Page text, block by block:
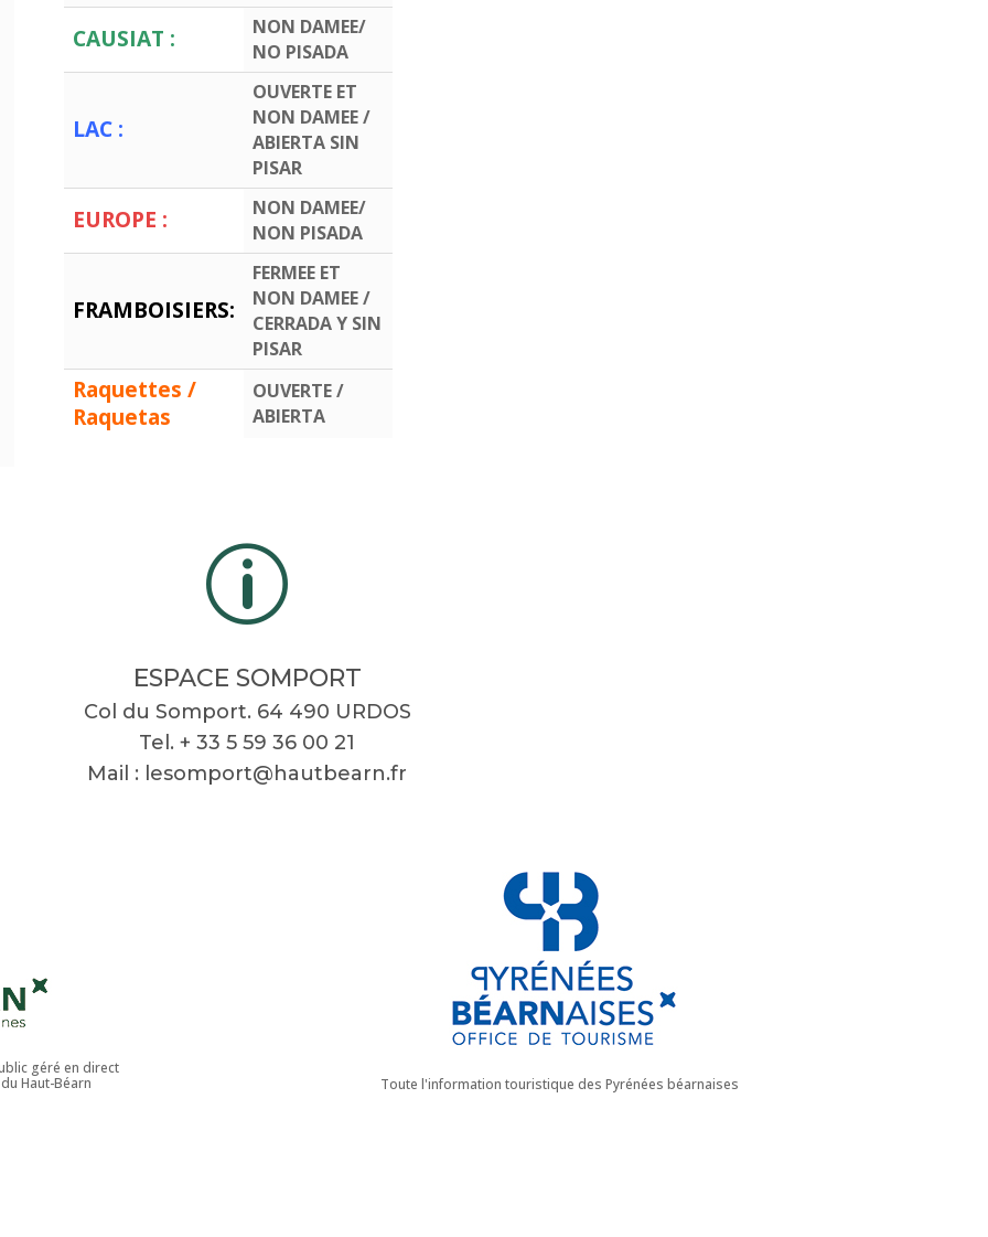
CAUSIAT :
NON DAMEE/
NO PISADA
LAC :
OUVERTE ET
NON DAMEE /
ABIERTA SIN
PISAR
EUROPE :
NON DAMEE/
NON PISADA
FRAMBOISIERS:
FERMEE ET
NON DAMEE /
CERRADA Y SIN
PISAR
Raquettes /
Raquetas
OUVERTE /
ABIERTA
p
ESPACE SOMPORT
Col du Somport. 64 490 URDOS
Tel. + 33 5 59 36 00 21
Mail : lesomport@hautbearn.fr
géré en direct
Haut-Béarn
Toute l'information touristique des Pyrénées béarnaises